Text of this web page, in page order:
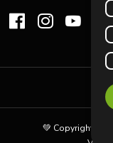
💚 Copyright ©